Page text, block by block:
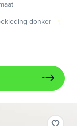
donker